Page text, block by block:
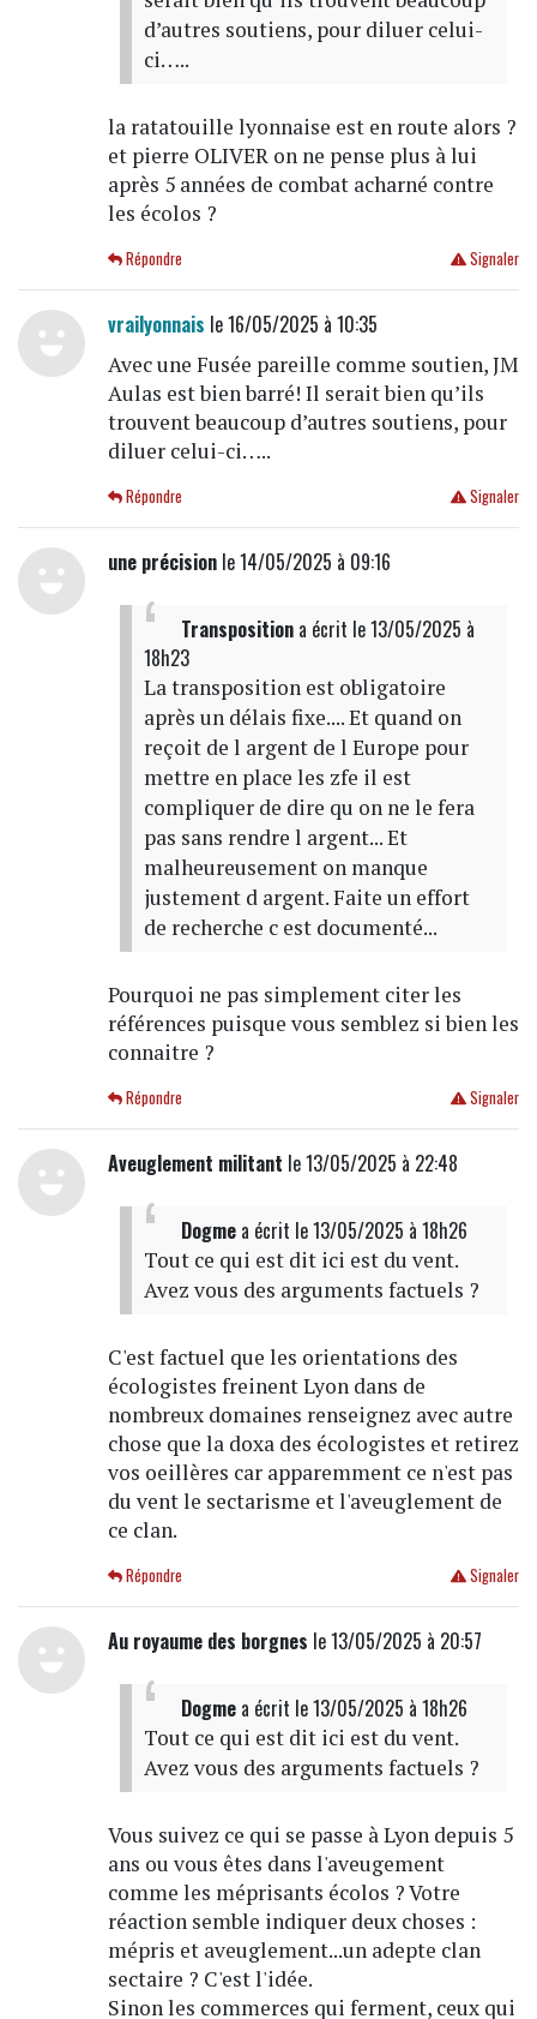
d’autres soutiens, pour diluer celui-
ci…..
la ratatouille lyonnaise est en route alors ?
et pierre OLIVER on ne pense plus à lui
après 5 années de combat acharné contre
les écolos ?
Signaler
Répondre
vrailyonnais le 16/05/2025 à 10:35
Avec une Fusée pareille comme soutien, JM
Aulas est bien barré! Il serait bien qu’ils
trouvent beaucoup d’autres soutiens, pour
diluer celui-ci…..
Signaler
Répondre
une précisionle 14/05/2025 à 09:16
Transpositiona écrit le 13/05/2025 à
18h23
La transposition est obligatoire
après un délais fixe.... Et quand on
reçoit de l argent de l Europe pour
mettre en place les zfe il est
compliquer de dire qu on ne le fera
pas sans rendre l argent... Et
malheureusement on manque
justement d argent. Faite un effort
de recherche c est documenté...
Pourquoi ne pas simplement citer les
références puisque vous semblez si bien les
connaitre ?
Signaler
Répondre
Aveuglement militant le 13/05/2025 à 22:48
Dogmea écrit le 13/05/2025 à 18h26
Tout ce qui est dit ici est du vent.
Avez vous des arguments factuels ?
C'est factuel que les orientations des
écologistes freinent Lyon dans de
nombreux domaines renseignez avec autre
chose que la doxa des écologistes et retirez
vos oeillères car apparemment ce n'est pas
du vent le sectarisme et l'aveuglement de
ce clan.
Signaler
Répondre
Au royaume des borgnes le 13/05/2025 à 20:57
Dogmea écrit le 13/05/2025 à 18h26
Tout ce qui est dit ici est du vent.
Avez vous des arguments factuels ?
Vous suivez ce qui se passe à Lyon depuis 5
ans ou vous êtes dans l'aveugement
comme les méprisants écolos ? Votre
réaction semble indiquer deux choses :
mépris et aveuglement...un adepte clan
sectaire ? C'est l'idée.
Sinon les commerces qui ferment, ceux qui